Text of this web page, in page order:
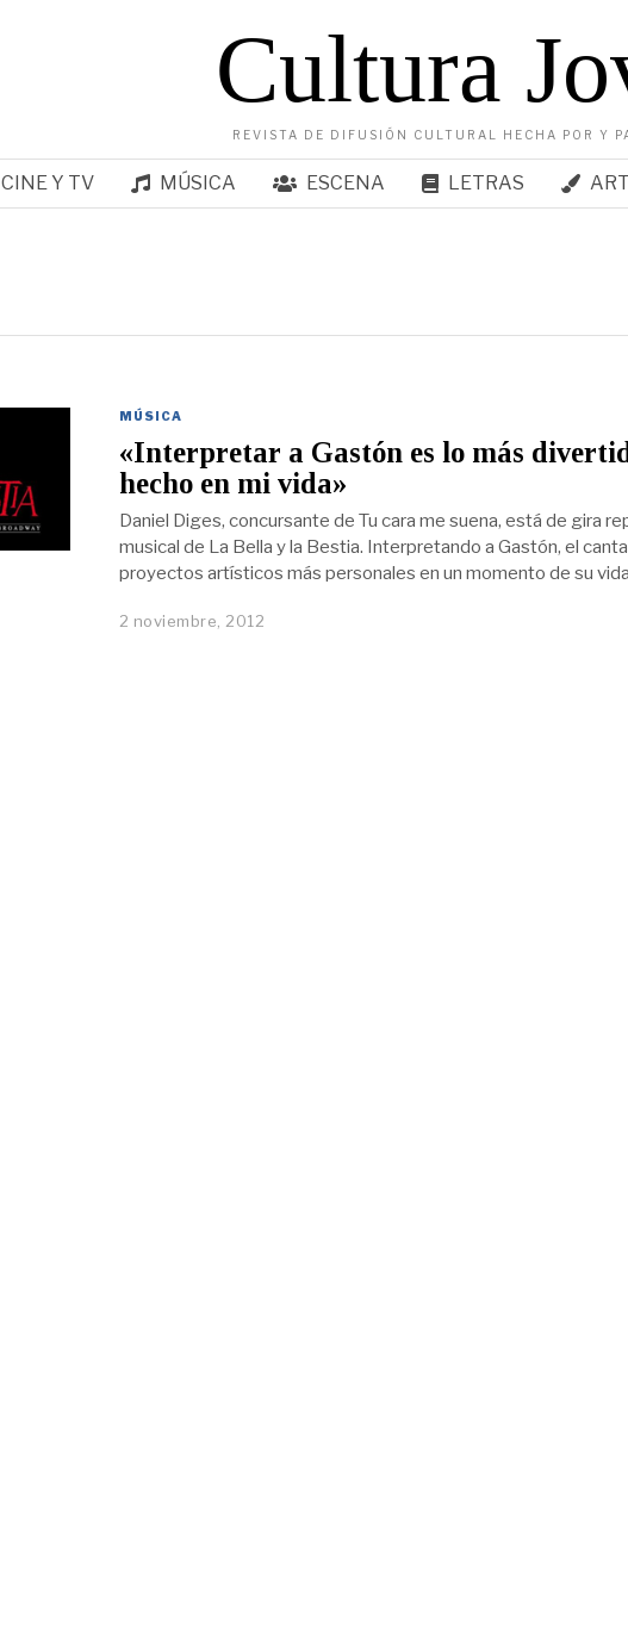
Cultura
REVISTA DE DIFUSIÓN CULTURAL HECHA POR Y
CINE Y TV MÚSICA ESCENA LETRAS
MÚSICA
«Interpretar a Gastón es lo más
hecho en mi vida»
Daniel Diges, concursante de Tu cara me suena, está de gira
musical de La Bella y la Bestia. Interpretando a Gastón, el
proyectos artísticos más personales en un momento de su
2 noviembre, 2012